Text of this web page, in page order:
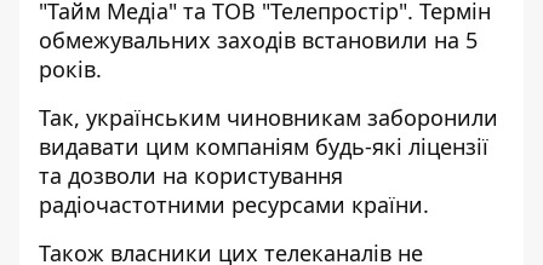
"Тайм Медіа" та ТОВ "Телепростір". Термін
обмежувальних заходів встановили на 5
років.
Так, українським чиновникам заборонили
видавати цим компаніям будь-які ліцензії
та дозволи на користування
радіочастотними ресурсами країни.
Також власники цих телеканалів не